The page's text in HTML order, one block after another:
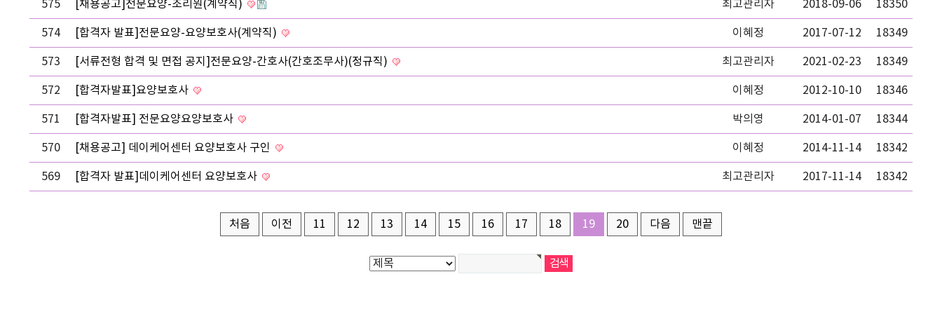
575 [채용공고]전문요양-조리원(계약직) 최고관리자 2018-09-06 18350
574 [합격자 발표]전문요양-요양보호사(계약직) 이혜정 2017-07-12 18349
573 [서류전형 합격 및 면접 공지]전문요양-간호사(간호조무사)(정규직) 최고관리자 2021-02-23 18349
572 [합격자발표]요양보호사 이혜정 2012-10-10 18346
571 [합격자발표] 전문요양요양보호사 박의영 2014-01-07 18344
570 [채용공고] 데이케어센터 요양보호사 구인 이혜정 2014-11-14 18342
569 [합격자 발표]데이케어센터 요양보호사 최고관리자 2017-11-14 18342
처음 이전 11 12 13 14 15 16 17 18 19 20 다음 맨끝